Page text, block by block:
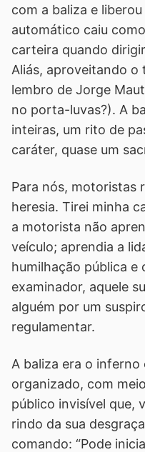
com a baliza e
automático caiu
carteira quando
Aliás, aproveitando
lembro de Jorge
no porta-luvas?). A
inteiras, um rito de
caráter, quase um
Para nós, motoristas
heresia. Tirei minha
a motorista não
veículo; aprendia a
humilhação pública e
examinador, aquele
alguém por um
regulamentar.
A baliza era o
organizado, com
público invisível que,
rindo da sua
comando: “Pode